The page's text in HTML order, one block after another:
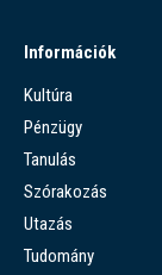
Információk
Kultúra
Pénzügy
Tanulás
Szórakozás
Utazás
Tudomány